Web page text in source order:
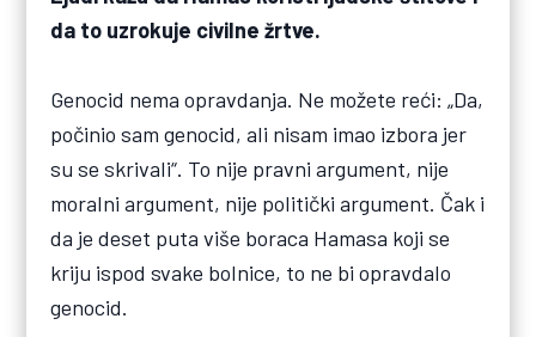
da to uzrokuje civilne žrtve.
Genocid nema opravdanja. Ne možete reći: „Da,
počinio sam genocid, ali nisam imao izbora jer
su se skrivali“. To nije pravni argument, nije
moralni argument, nije politički argument. Čak i
da je deset puta više boraca Hamasa koji se
kriju ispod svake bolnice, to ne bi opravdalo
genocid.